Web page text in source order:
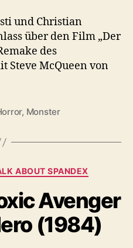
und Christian
über den Film „Der
des
Steve McQueen von
, Monster
Kategorien
ABOUT SPANDEX
Avenger
(1984)